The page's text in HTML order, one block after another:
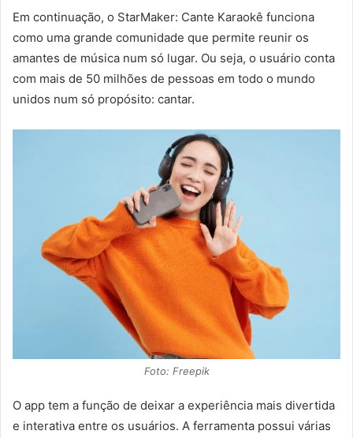
Em continuação, o StarMaker: Cante Karaokê funciona
como uma grande comunidade que permite reunir os
amantes de música num só lugar. Ou seja, o usuário conta
com mais de 50 milhões de pessoas em todo o mundo
unidos num só propósito: cantar.
Foto: Freepik
O app tem a função de deixar a experiência mais divertida
e interativa entre os usuários. A ferramenta possui várias